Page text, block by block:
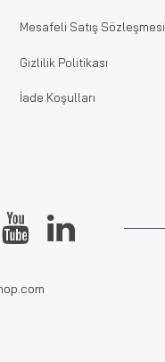
Mesafeli Satış Sözleşmesi
Gizlilik Politikası
İade Koşulları